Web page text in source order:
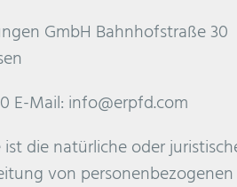
GmbH Bahnhofstraße 30
E-Mail: info@erpfd.com
die natürliche oder
von personenbezogenen